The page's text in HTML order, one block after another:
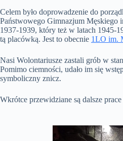
Celem było doprowadzenie do
Państwowego Gimnazjum Męskiego
1937-1939, który też w latach 1945-
tą placówką. Jest to obecnie 1LO im.
Nasi Wolontariusze zastali grób w
Pomimo ciemności, udało im się
symboliczny znicz.
Wkrótce przewidziane są dalsze